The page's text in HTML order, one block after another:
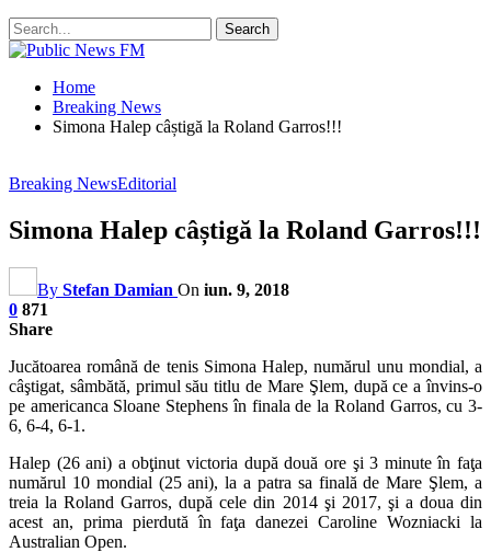
Home
Breaking News
Simona Halep câștigă la Roland Garros!!!
Breaking NewsEditorial
Simona Halep câștigă la Roland Garros!!!
By Stefan Damian On iun. 9, 2018
0 871
Share
Jucătoarea română de tenis Simona Halep, numărul unu mondial, a
câştigat, sâmbătă, primul său titlu de Mare Şlem, după ce a învins-o
pe americanca Sloane Stephens în finala de la Roland Garros, cu 3-
6, 6-4, 6-1.
Halep (26 ani) a obţinut victoria după două ore şi 3 minute în faţa
numărul 10 mondial (25 ani), la a patra sa finală de Mare Şlem, a
treia la Roland Garros, după cele din 2014 şi 2017, şi a doua din
acest an, prima pierdută în faţa danezei Caroline Wozniacki la
Australian Open.